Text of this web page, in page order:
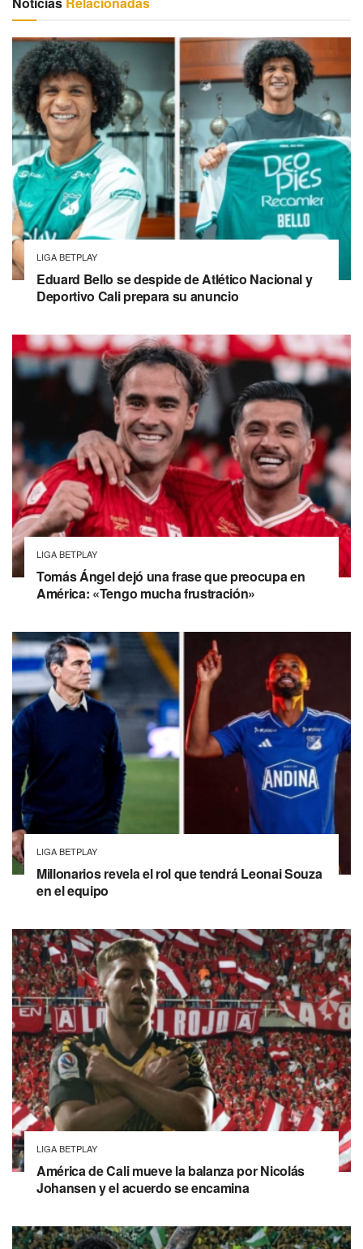
LIGA BETPLAY
Eduard Bello se despide de Atlético Nacional y
Deportivo Cali prepara su anuncio
LIGA BETPLAY
Tomás Ángel dejó una frase que preocupa en
América: «Tengo mucha frustración»
LIGA BETPLAY
Millonarios revela el rol que tendrá Leonai Souza
en el equipo
LIGA BETPLAY
América de Cali mueve la balanza por Nicolás
Johansen y el acuerdo se encamina